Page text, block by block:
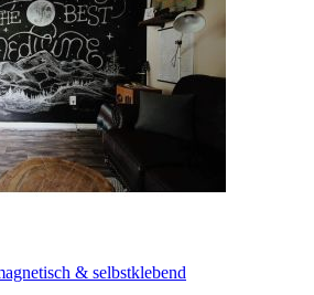
& selbstklebend